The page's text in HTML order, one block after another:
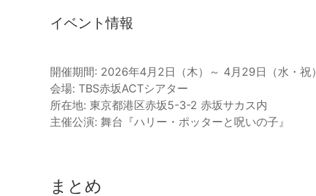
イベント情報
開催期間: 2026年4月2日（木）～ 4月29日（水・祝）
会場: TBS赤坂ACTシアター
所在地: 東京都港区赤坂5-3-2 赤坂サカス内
主催公演: 舞台『ハリー・ポッターと呪いの子』
まとめ